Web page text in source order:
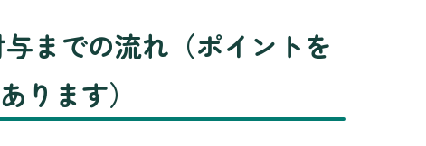
までの流れ（ポイントを
ります）